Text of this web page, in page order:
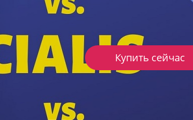
Купить сейчас